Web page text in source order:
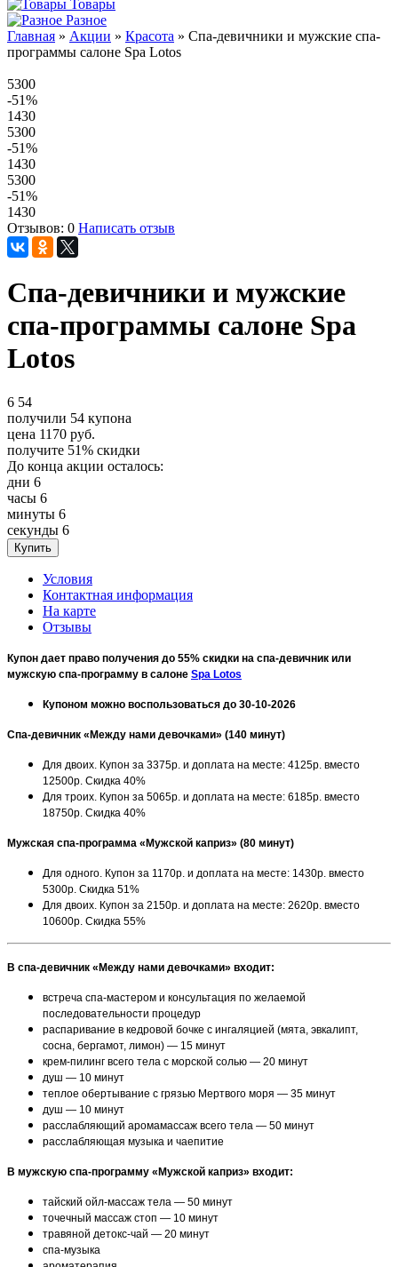
Товары
Разное
Главная » Акции » Красота » Спа-девичники и мужские спа-
программы салоне Spa Lotos
5300
-51%
1430
5300
-51%
1430
5300
-51%
1430
Отзывов: 0 Написать отзыв
Спа-девичники и мужские
спа-программы салоне Spa
Lotos
6 54
получили 54 купона
цена 1170 руб.
получите 51% скидки
До конца акции осталось:
дни 6
часы 6
минуты 6
секунды 6
Условия
Контактная информация
На карте
Отзывы
Купон дает право получения до 55% скидки на спа-девичник или
мужскую спа-программу в салоне Spa Lotos
Купоном можно воспользоваться до 30-10-2026
Спа-девичник «Между нами девочками» (140 минут)
Для двоих. Купон за 3375р. и доплата на месте: 4125р. вместо
12500р. Скидка 40%
Для троих. Купон за 5065р. и доплата на месте: 6185р. вместо
18750р. Скидка 40%
Мужская спа-программа «Мужской каприз» (80 минут)
Для одного. Купон за 1170р. и доплата на месте: 1430р. вместо
5300р. Скидка 51%
Для двоих. Купон за 2150р. и доплата на месте: 2620р. вместо
10600р. Скидка 55%
В спа-девичник «Между нами девочками» входит:
встреча спа-мастером и консультация по желаемой
последовательности процедур
распаривание в кедровой бочке с ингаляцией (мята, эвкалипт,
сосна, бергамот, лимон) — 15 минут
крем-пилинг всего тела с морской солью — 20 минут
душ — 10 минут
теплое обертывание с грязью Мертвого моря — 35 минут
душ — 10 минут
расслабляющий аромамассаж всего тела — 50 минут
расслабляющая музыка и чаепитие
В мужскую спа-программу «Мужской каприз» входит:
тайский ойл-массаж тела — 50 минут
точечный массаж стоп — 10 минут
травяной детокс-чай — 20 минут
спа-музыка